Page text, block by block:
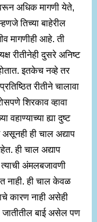
अधिक मागणी येते,
तिच्या बाहेरील
मागणीही आहे. ती
रीतीनेही दुसरे अनिष्ट
इतकेच नव्हे तर
रीतीने चालावा
शिरकाव व्हावा
वहाण्याच्या ह्या दुष्ट
ही चाल अद्याप
ही चाल अद्याप
अंमलबजावणी
नाही. ही चाल केवळ
कारण नाही असेही
बाई असेल पण